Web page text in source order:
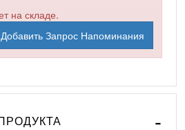
на складе.
Добавить Запрос Напоминания